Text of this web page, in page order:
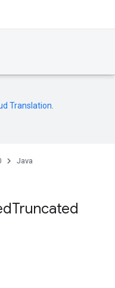
Translation
Java
Truncated